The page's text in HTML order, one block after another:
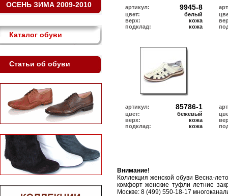
ОСЕНЬ ЗИМА 2009-2010
Каталог обуви
Статьи об обуви
артикул: 9945-8
цвет:
белый
верх:
кожа
подклад:
кожа
артикул: 85786-1
цвет:
бежевый
верх:
кожа
подклад:
кожа
Внимание!
Коллекция женской обуви Весна-
комфорт женские туфли летние
Москве: 8 (499) 550-18-17